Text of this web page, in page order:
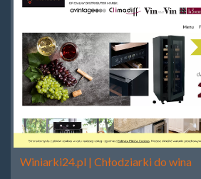
Winiarki24.pl | Chłodziarki do wina